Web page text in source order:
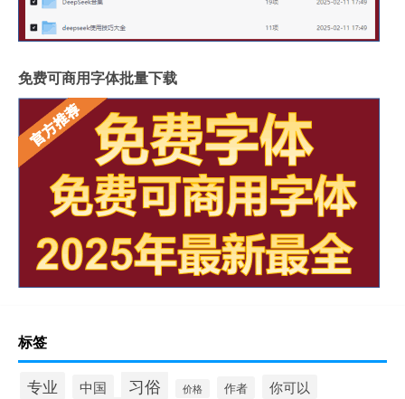
免费可商用字体批量下载
标签
专业 中国 习俗 价格 作者 你可以